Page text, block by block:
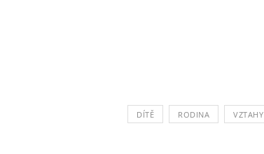
DÍTĚ RODINA VZTAHY